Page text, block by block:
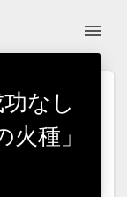
なし
種」